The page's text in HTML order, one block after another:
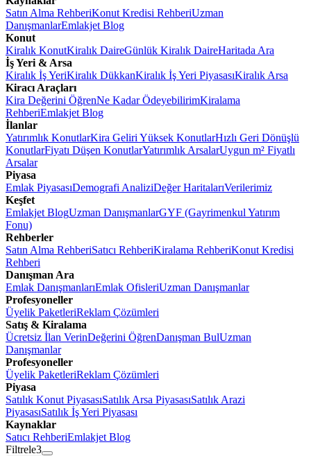
Satın Alma RehberiKonut Kredisi RehberiUzman
DanışmanlarEmlakjet Blog
Konut
Kiralık KonutKiralık DaireGünlük Kiralık DaireHaritada Ara
İş Yeri & Arsa
Kiralık İş YeriKiralık DükkanKiralık İş Yeri PiyasasıKiralık Arsa
Kiracı Araçları
Kira Değerini ÖğrenNe Kadar ÖdeyebilirimKiralama
RehberiEmlakjet Blog
İlanlar
Yatırımlık KonutlarKira Geliri Yüksek KonutlarHızlı Geri Dönüşlü
KonutlarFiyatı Düşen KonutlarYatırımlık ArsalarUygun m² Fiyatlı
Arsalar
Piyasa
Emlak PiyasasıDemografi AnaliziDeğer HaritalarıVerilerimiz
Keşfet
Emlakjet BlogUzman DanışmanlarGYF (Gayrimenkul Yatırım
Fonu)
Rehberler
Satın Alma RehberiSatıcı RehberiKiralama RehberiKonut Kredisi
Rehberi
Danışman Ara
Emlak DanışmanlarıEmlak OfisleriUzman Danışmanlar
Profesyoneller
Üyelik PaketleriReklam Çözümleri
Satış & Kiralama
Ücretsiz İlan VerinDeğerini ÖğrenDanışman BulUzman
Danışmanlar
Profesyoneller
Üyelik PaketleriReklam Çözümleri
Piyasa
Satılık Konut PiyasasıSatılık Arsa PiyasasıSatılık Arazi
PiyasasıSatılık İş Yeri Piyasası
Kaynaklar
Satıcı RehberiEmlakjet Blog
Filtrele3